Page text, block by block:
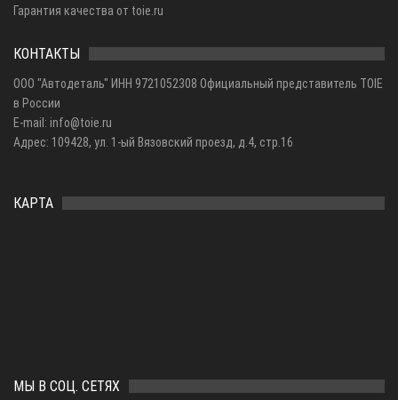
Гарантия качества от toie.ru
КОНТАКТЫ
ООО "Автодеталь" ИНН 9721052308 Официальный представитель TOIE
в России
E-mail: info@toie.ru
Адрес: 109428, ул. 1-ый Вязовский проезд, д.4, стр.16
КАРТА
МЫ В СОЦ. СЕТЯХ